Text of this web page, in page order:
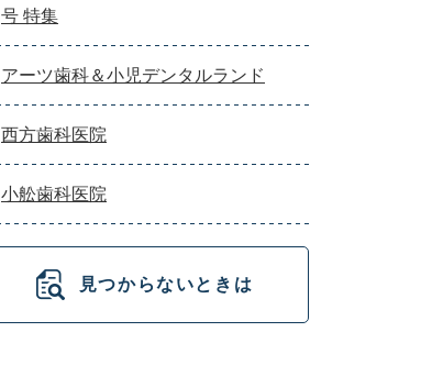
号 特集
アーツ歯科＆小児デンタルランド
西方歯科医院
小舩歯科医院
見つからないときは